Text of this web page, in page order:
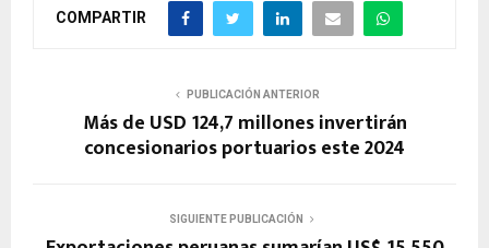
COMPARTIR
PUBLICACIÓN ANTERIOR
Más de USD 124,7 millones invertirán
concesionarios portuarios este 2024
SIGUIENTE PUBLICACIÓN